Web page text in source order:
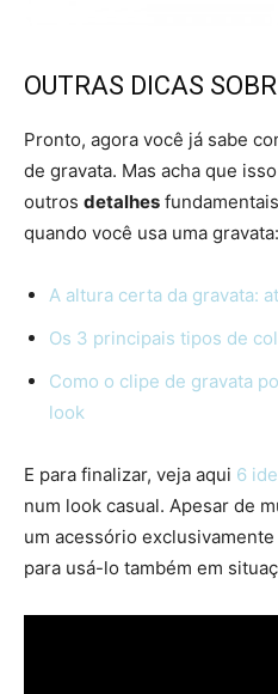
OUTRAS DICAS
Pronto, agora você já sabe
de gravata. Mas acha que
outros detalhes
quando você usa uma gravata:
A altura certa da gravata:
Os 3 principais tipos de
Como o clipe de gravata
look
E para finalizar, veja aqui 6
num look casual. Apesar de
um acessório
para usá-lo também em